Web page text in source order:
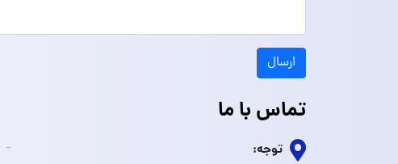
ارسال
تماس با ما
توجه: